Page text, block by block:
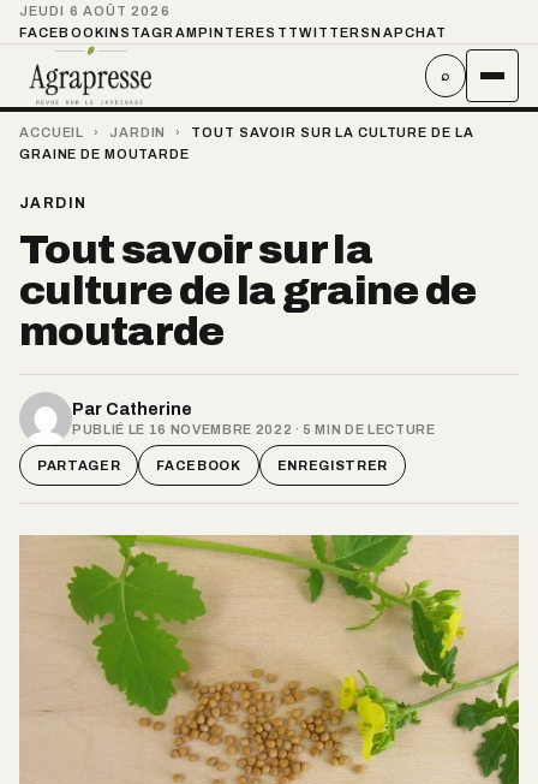
JEUDI 6 AOÛT 2026
FACEBOOKINSTAGRAMPINTEREST TWITTER SNAPCHAT
⌕
ACCUEIL › JARDIN ›
TOUT SAVOIR SUR LA CULTURE DE LA
GRAINE DE MOUTARDE
JARDIN
Tout savoir sur la
culture de la graine de
moutarde
Par Catherine
PUBLIÉ LE 16 NOVEMBRE 2022 · 5 MIN DE LECTURE
PARTAGER FACEBOOK ENREGISTRER